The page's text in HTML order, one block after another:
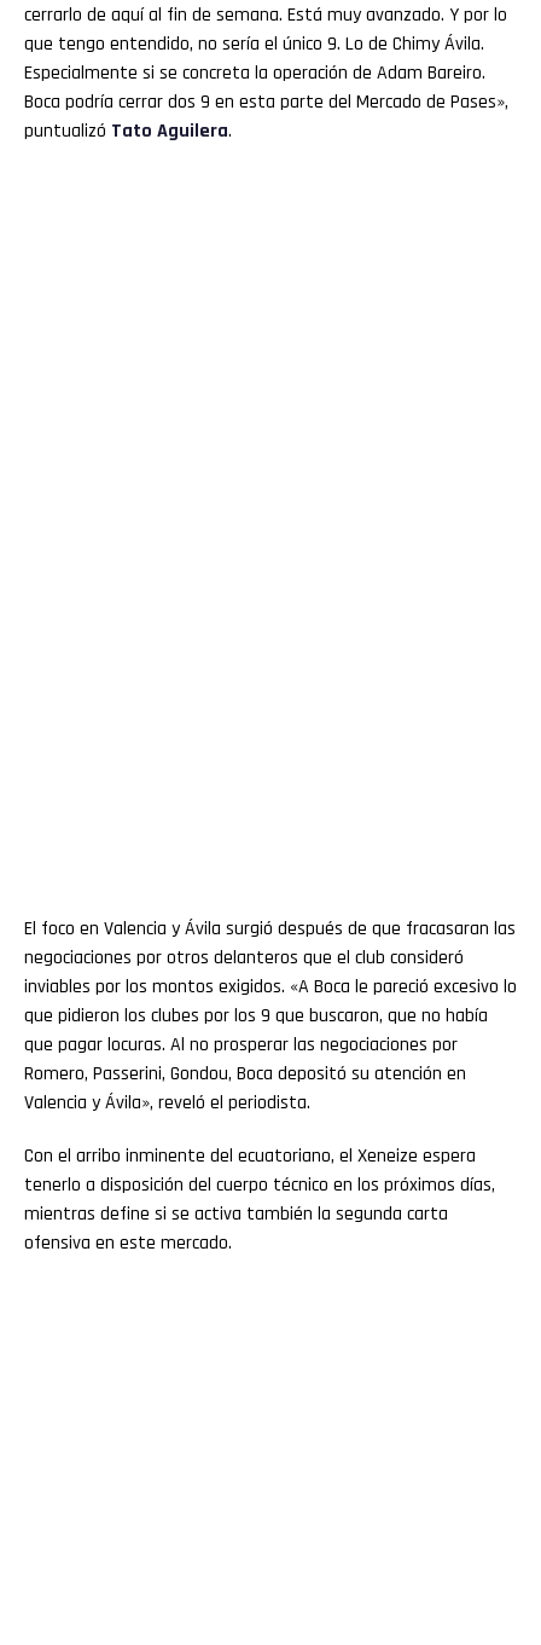
cerrarlo de aquí al fin de semana. Está muy avanzado. Y por lo
que tengo entendido, no sería el único 9. Lo de Chimy Ávila.
Especialmente si se concreta la operación de Adam Bareiro.
Boca podría cerrar dos 9 en esta parte del Mercado de Pases»,
puntualizó Tato Aguilera.
El foco en Valencia y Ávila surgió después de que fracasaran las
negociaciones por otros delanteros que el club consideró
inviables por los montos exigidos. «A Boca le pareció excesivo lo
que pidieron los clubes por los 9 que buscaron, que no había
que pagar locuras. Al no prosperar las negociaciones por
Romero, Passerini, Gondou, Boca depositó su atención en
Valencia y Ávila», reveló el periodista.
Con el arribo inminente del ecuatoriano, el Xeneize espera
tenerlo a disposición del cuerpo técnico en los próximos días,
mientras define si se activa también la segunda carta
ofensiva en este mercado.